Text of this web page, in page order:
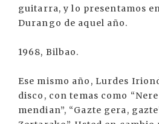
guitarra, y lo presentamos
Durango de aquel año.
1968, Bilbao.
Ese mismo año, Lurdes
disco, con temas como
mendian”, “Gazte gera,